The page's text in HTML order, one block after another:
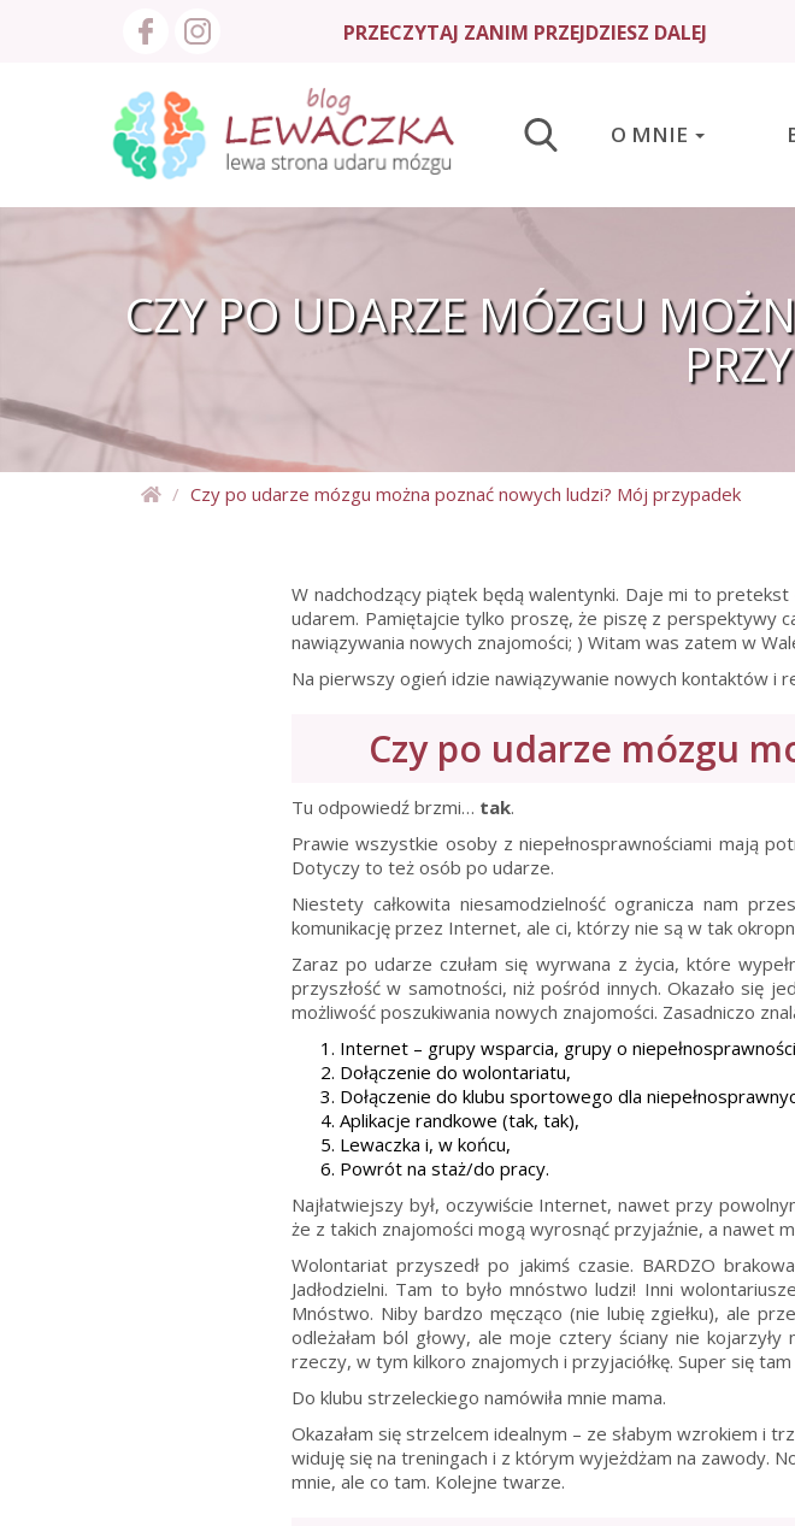
PRZECZYTAJ ZANIM PRZEJDZIESZ DALEJ
O
O MNIE
CZY PO UDARZE MÓZGU
Czy po udarze mózgu można poznać nowych ludzi? Mój przypadek
W nadchodzący piątek będą walentynki. Daje mi to
udarem. Pamiętajcie tylko proszę, że piszę z perspektywy
nawiązywania nowych znajomości; ) Witam was zatem w
Na pierwszy ogień idzie nawiązywanie nowych kontaktów i
Czy po udarze mózgu
Tu odpowiedź brzmi… tak.
Prawie wszystkie osoby z niepełnosprawnościami mają
Dotyczy to też osób po udarze.
Niestety całkowita niesamodzielność ogranicza nam
komunikację przez Internet, ale ci, którzy nie są w tak
Zaraz po udarze czułam się wyrwana z życia, które
przyszłość w samotności, niż pośród innych. Okazało się
możliwość poszukiwania nowych znajomości. Zasadniczo
Internet – grupy wsparcia, grupy o
Dołączenie do wolontariatu,
Dołączenie do klubu sportowego dla
Aplikacje randkowe (tak, tak),
Lewaczka i, w końcu,
Powrót na staż/do pracy.
Najłatwiejszy był, oczywiście Internet, nawet przy
że z takich znajomości mogą wyrosnąć przyjaźnie, a nawet
Wolontariat przyszedł po jakimś czasie. BARDZO
Jadłodzielni. Tam to było mnóstwo ludzi! Inni
Mnóstwo. Niby bardzo męcząco (nie lubię zgiełku), ale
odleżałam ból głowy, ale moje cztery ściany nie
rzeczy, w tym kilkoro znajomych i przyjaciółkę. Super się tam
Do klubu strzeleckiego namówiła mnie mama.
Okazałam się strzelcem idealnym – ze słabym wzrokiem i
widuję się na treningach i z którym wyjeżdżam na zawody.
mnie, ale co tam. Kolejne twarze.